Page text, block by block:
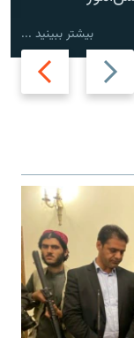
Previous
slide
Next
slide
بیشتر ببینید ...